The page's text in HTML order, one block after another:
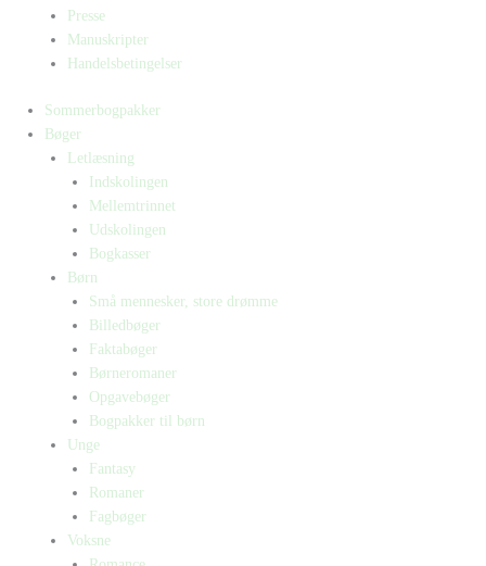
Presse
Manuskripter
Handelsbetingelser
Sommerbogpakker
Bøger
Letlæsning
Indskolingen
Mellemtrinnet
Udskolingen
Bogkasser
Børn
Små mennesker, store drømme
Billedbøger
Faktabøger
Børneromaner
Opgavebøger
Bogpakker til børn
Unge
Fantasy
Romaner
Fagbøger
Voksne